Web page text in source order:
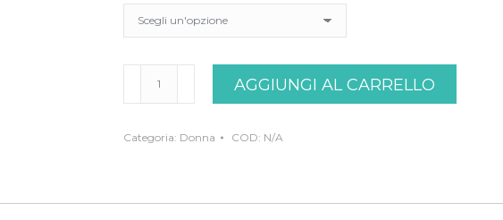
vernice
AGGIUNGI AL CARRELLO
Categoria: Donna COD: N/A